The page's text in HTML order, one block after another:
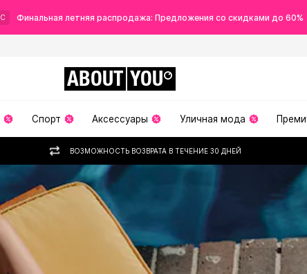
С Финальная летняя распродажа: Предложения со скидками до 60%
ABOUT YOU
Спорт Аксессуары Уличная мода
ВОЗМОЖНОСТЬ ВОЗВРАТА В ТЕЧЕНИЕ 30 ДНЕЙ